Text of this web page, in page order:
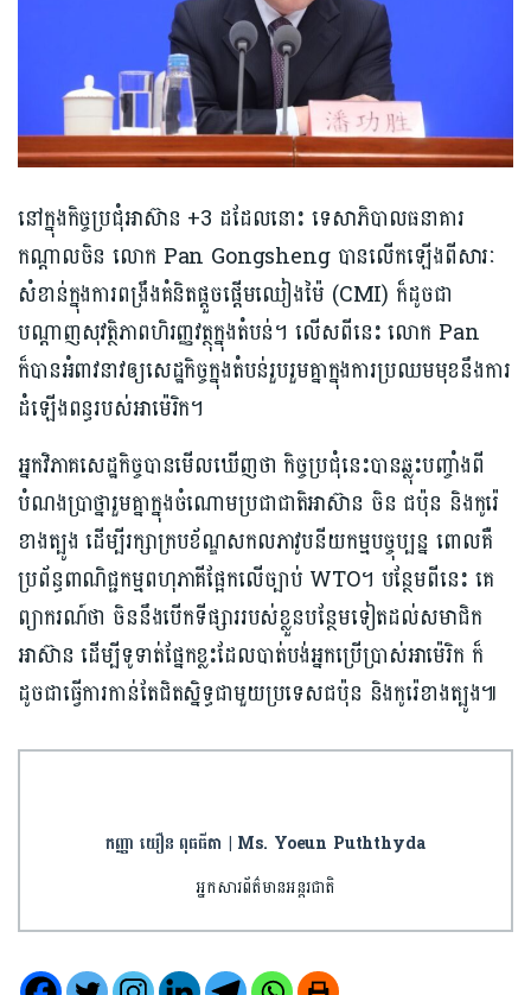
នៅក្នុងកិច្ចប្រជុំអាស៊ាន +3 ដដែលនោះ ទេសាភិបាលធនាគារ
កណ្តាលចិន លោក Pan Gongsheng បានលើកឡើងពីសារៈ
សំខាន់ក្នុងការពង្រឹងគំនិតផ្តួចផ្តើមឈៀងម៉ៃ (CMI) ក៏ដូចជា
បណ្តាញសុវត្ថិភាពហិរញ្ញវត្ថុក្នុងតំបន់។ លើសពីនេះ លោក Pan
ក៏បានអំពាវនាវ​ឲ្យ​សេដ្ឋកិច្ច​ក្នុង​តំបន់​រួបរួម​គ្នា​ក្នុង​ការ​ប្រឈម​មុខ​នឹង​ការ​
ដំឡើង​ពន្ធ​របស់​អាម៉េរិក។
អ្នកវិភាគសេដ្ឋកិច្ចបានមើលឃើញថា កិច្ចប្រជុំនេះបានឆ្លុះបញ្ចាំងពី
បំណងប្រាថ្នារួមគ្នាក្នុងចំណោមប្រជាជាតិអាស៊ាន ចិន ជប៉ុន និងកូរ៉េ
ខាងត្បូង ដើម្បីរក្សាក្របខ័ណ្ឌសកលភាវូបនីយកម្មបច្ចុប្បន្ន ពោលគឺ
ប្រព័ន្ធពាណិជ្ជកម្មពហុភាគីផ្អែកលើច្បាប់ WTO។ បន្ថែមពីនេះ គេ
ព្យាករណ៍ថា ចិននឹងបើកទីផ្សាររបស់ខ្លួនបន្ថែមទៀតដល់សមាជិក
អាស៊ាន ដើម្បីទូទាត់ផ្នែកខ្លះដែលបាត់បង់អ្នកប្រើប្រាស់អាម៉េរិក ក៏
ដូចជាធ្វើការកាន់តែជិតស្និទ្ធជាមួយប្រទេសជប៉ុន និងកូរ៉េខាងត្បូង៕
កញ្ញា យឿន ពុធធីតា | Ms. Yoeun Puththyda
អ្នកសារព័ត៌មានអន្តរជាតិ